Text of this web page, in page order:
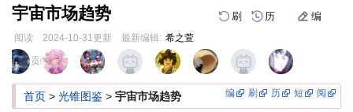
宇宙市场趋势 刷 历 编
阅读 2024-10-31更新 最新编辑: 希之萱
跳
到
导
跳
到
搜
页面贡献者 :
编 刷 历 短 阅
首页 > 光锥图鉴 > 宇宙市场趋势